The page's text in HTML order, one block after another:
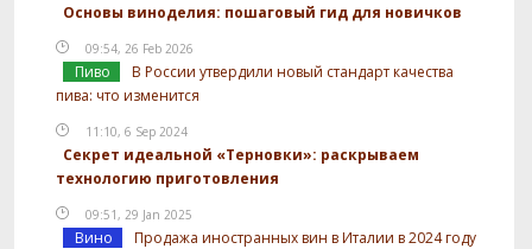
Основы виноделия: пошаговый гид для новичков
09:54, 26 Feb 2026
Пиво
В России утвердили новый стандарт качества
пива: что изменится
11:10, 6 Sep 2024
Секрет идеальной «Терновки»: раскрываем
технологию приготовления
09:51, 29 Jan 2025
Вино
Продажа иностранных вин в Италии в 2024 году